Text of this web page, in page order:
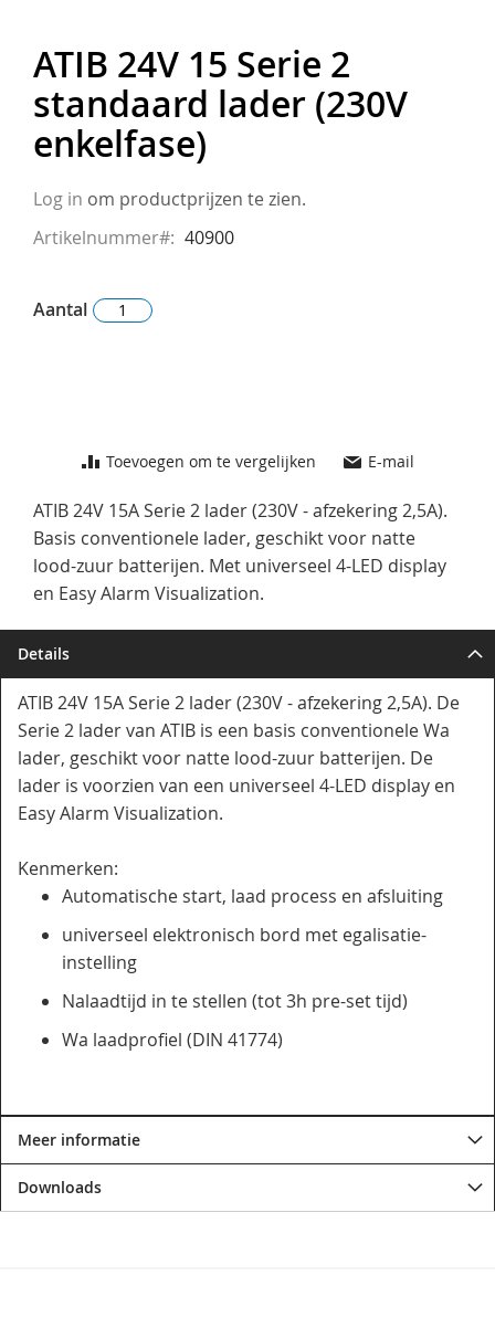
ATIB 24V 15 Serie 2
standaard lader (230V
enkelfase)
Log in om productprijzen te zien.
Artikelnummer
40900
Aantal
Toevoegen om te vergelijken E-mail
ATIB 24V 15A Serie 2 lader (230V - afzekering 2,5A).
Basis conventionele lader, geschikt voor natte
lood-zuur batterijen. Met universeel 4-LED display
en Easy Alarm Visualization.
Ga
naar
het
begin
de
gallerij
Details
ATIB 24V 15A Serie 2 lader (230V - afzekering 2,5A). De
Serie 2 lader van ATIB is een basis conventionele Wa
lader, geschikt voor natte lood-zuur batterijen. De
lader is voorzien van een universeel 4-LED display en
Easy Alarm Visualization.
Kenmerken:
Automatische start, laad process en afsluiting
universeel elektronisch bord met egalisatie-
instelling
Nalaadtijd in te stellen (tot 3h pre-set tijd)
Wa laadprofiel (DIN 41774)
Meer informatie
Downloads